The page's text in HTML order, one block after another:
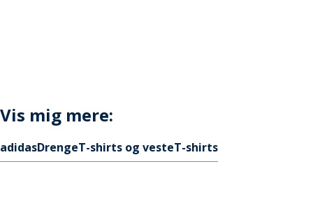
Vis mig mere:
adidasDrengeT-shirts og vesteT-shirts